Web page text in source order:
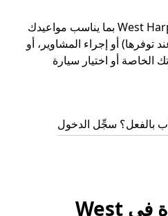
حقِّق الأرباح في مدينة West Harptree بما يناسب مواعيدك
أو إجراء المشاوير، أو
الخاصة أو اختيار سيارة
بالفعل؟ سجِّل الدخول
الوجهات الشهيرة في West